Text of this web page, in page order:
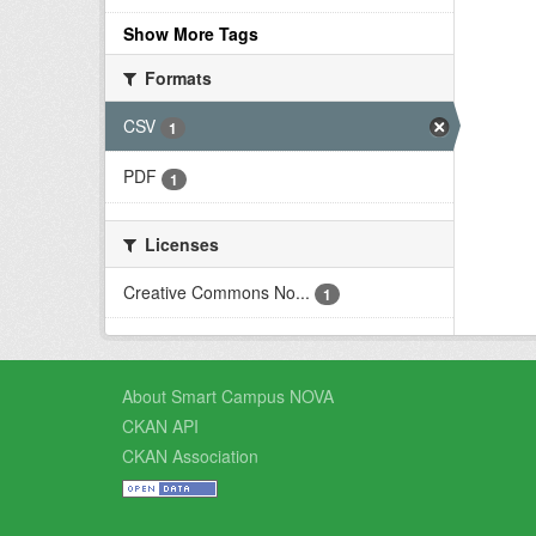
Show More Tags
Formats
CSV
1
PDF 1
Licenses
Creative Commons No...
1
About Smart Campus NOVA
CKAN API
CKAN Association